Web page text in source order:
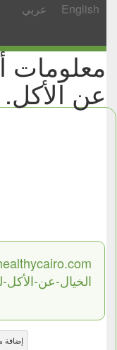
عربي English
معلومات
عن
الخيال-عن-
إضافة منذ